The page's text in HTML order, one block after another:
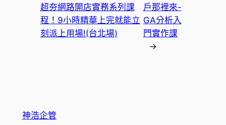
超夯網路開店實務系列課
程！9小時精華上完就能立
刻派上用場!(台北場)
戶那裡來-
GA分析入
門實作課
→
神浩企管